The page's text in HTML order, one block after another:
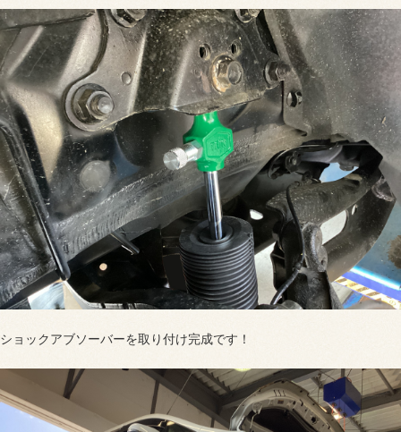
ショックアブソーバーを取り付け完成です！